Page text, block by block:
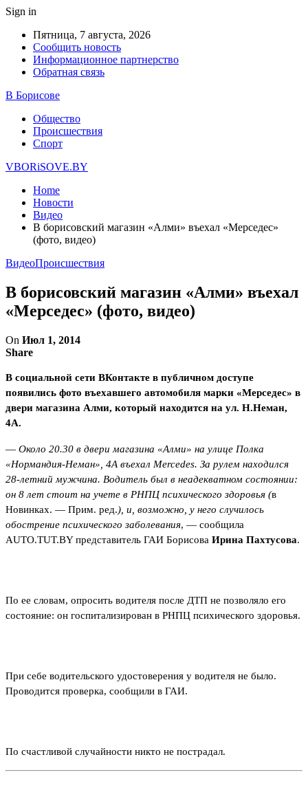
Sign in
Пятница, 7 августа, 2026
Сообщить новость
Информационное партнерство
Обратная связь
В Борисове
Общество
Происшествия
Спорт
VBORiSOVE.BY
Home
Новости
Видео
В борисовский магазин «Алми» въехал «Мерседес»
(фото, видео)
ВидеоПроисшествия
В борисовский магазин «Алми» въехал
«Мерседес» (фото, видео)
On Июл 1, 2014
Share
В социальной сети ВКонтакте в публичном доступе
появились фото въехавшего автомобиля марки «Мерседес» в
двери магазина Алми, который находится на ул. Н.Неман,
4А.
— Около 20.30 в двери магазина «Алми» на улице Полка
«Нормандия-Неман», 4А въехал Mercedes. За рулем находился
28-летний мужчина. Водитель был в неадекватном состоянии:
он 8 лет стоит на учете в РНПЦ психического здоровья (в
Новинках. — Прим. ред.), и, возможно, у него случилось
обострение психического заболевания, — сообщила
AUTO.TUT.BY представитель ГАИ Борисова Ирина Пахтусова.
По ее словам, опросить водителя после ДТП не позволяло его
состояние: он госпитализирован в РНПЦ психического здоровья.
При себе водительского удостоверения у водителя не было.
Проводится проверка, сообщили в ГАИ.
По счастливой случайности никто не пострадал.